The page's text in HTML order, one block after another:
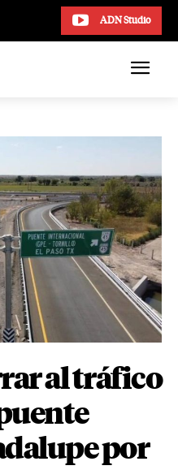
ADN Studio
al tráfico
por